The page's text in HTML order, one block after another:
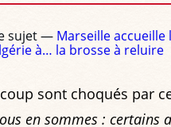
sujet — Marseille accueille
à… la brosse à reluire
sont choqués par
en sommes : certains